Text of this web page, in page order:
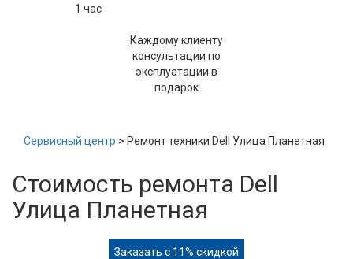
1 час
Каждому клиенту
консультации по
эксплуатации в
подарок
Сервисный центр > Ремонт техники Dell Улица Планетная
Стоимость ремонта Dell
Улица Планетная
Заказать с 11% скидкой